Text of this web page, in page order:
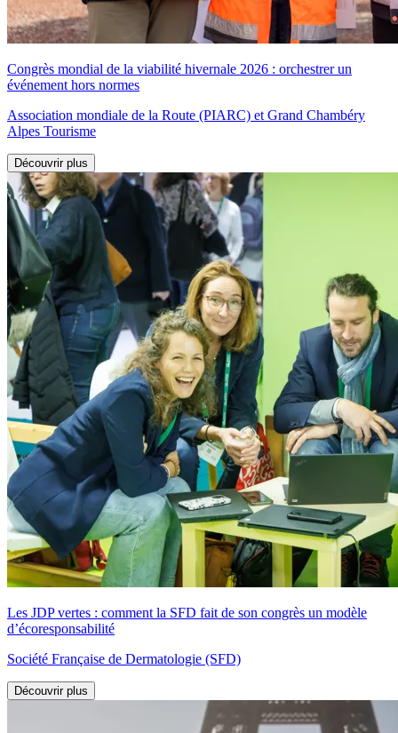
Congrès mondial de la viabilité hivernale 2026 : orchestrer un
événement hors normes
Association mondiale de la Route (PIARC) et Grand Chambéry
Alpes Tourisme
Découvrir plus
Les JDP vertes : comment la SFD fait de son congrès un modèle
d’écoresponsabilité
Société Française de Dermatologie (SFD)
Découvrir plus